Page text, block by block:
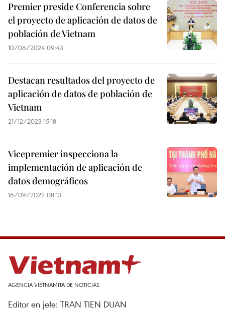
Premier preside Conferencia sobre
el proyecto de aplicación de datos de
población de Vietnam
10/06/2024 09:43
Destacan resultados del proyecto de
aplicación de datos de población de
Vietnam
21/12/2023 15:18
Vicepremier inspecciona la
implementación de aplicación de
datos demográficos
16/09/2022 08:13
AGENCIA VIETNAMITA DE NOTICIAS
Editor en jefe: TRAN TIEN DUAN